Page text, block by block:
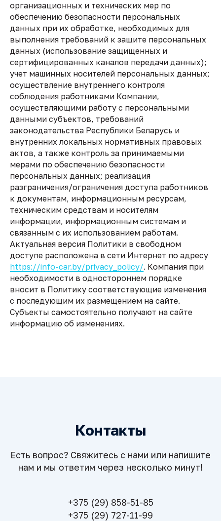
организационных и технических мер по
обеспечению безопасности персональных
данных при их обработке, необходимых для
выполнения требований к защите персональных
данных (использование защищенных и
сертифицированных каналов передачи данных);
учет машинных носителей персональных данных;
осуществление внутреннего контроля
соблюдения работниками Компании,
осуществляющими работу с персональными
данными субъектов, требований
законодательства Республики Беларусь и
внутренних локальных нормативных правовых
актов, а также контроль за принимаемыми
мерами по обеспечению безопасности
персональных данных; реализация
разграничения/ограничения доступа работников
к документам, информационным ресурсам,
техническим средствам и носителям
информации, информационным системам и
связанным с их использованием работам.
Актуальная версия Политики в свободном
доступе расположена в сети Интернет по адресу
https://info-car.by/privacy_policy/. Компания при
необходимости в одностороннем порядке
вносит в Политику соответствующие изменения
с последующим их размещением на сайте.
Субъекты самостоятельно получают на сайте
информацию об изменениях.
Контакты
Есть вопрос? Свяжитесь с нами или напишите
нам и мы ответим через несколько минут!
+375 (29) 858-51-85
+375 (29) 727-11-99